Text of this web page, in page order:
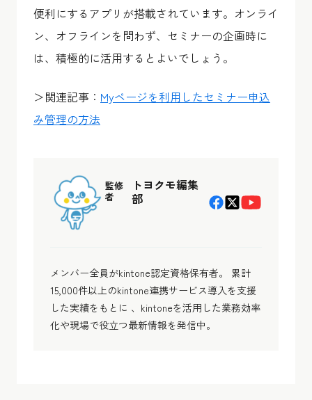
便利にするアプリが搭載されています。オンライ
ン、オフラインを問わず、セミナーの企画時に
は、積極的に活用するとよいでしょう。
＞関連記事： Myページを利用したセミナー申込
み管理の方法
監修
者
トヨクモ編集
部
メンバー全員がkintone認定資格保有者。 累計
15,000件以上のkintone連携サービス導入を支援
した実績をもとに 、kintoneを活用した業務効率
化や現場で役立つ最新情報を発信中。